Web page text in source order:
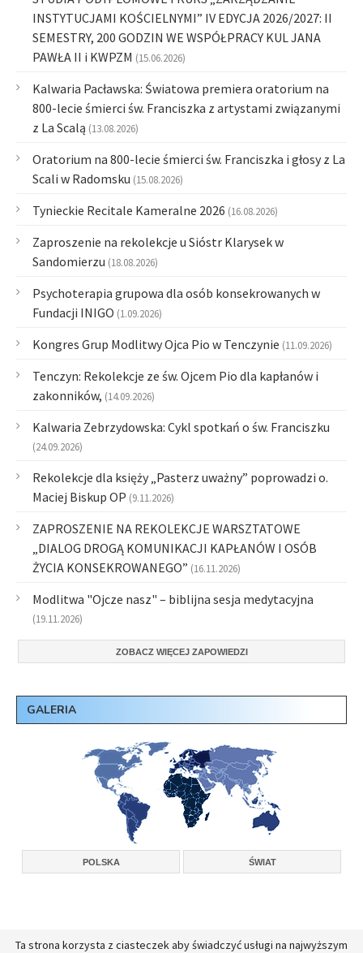
INSTYTUCJAMI KOŚCIELNYMI” IV EDYCJA 2026/2027: II
SEMESTRY, 200 GODZIN WE WSPÓŁPRACY KUL JANA
PAWŁA II i KWPZM (15.06.2026)
Kalwaria Pacławska: Światowa premiera oratorium na
800-lecie śmierci św. Franciszka z artystami związanymi
z La Scalą (13.08.2026)
Oratorium na 800-lecie śmierci św. Franciszka i głosy z La
Scali w Radomsku (15.08.2026)
Tynieckie Recitale Kameralne 2026 (16.08.2026)
Zaproszenie na rekolekcje u Sióstr Klarysek w
Sandomierzu (18.08.2026)
Psychoterapia grupowa dla osób konsekrowanych w
Fundacji INIGO (1.09.2026)
Kongres Grup Modlitwy Ojca Pio w Tenczynie (11.09.2026)
Tenczyn: Rekolekcje ze św. Ojcem Pio dla kapłanów i
zakonników, (14.09.2026)
Kalwaria Zebrzydowska: Cykl spotkań o św. Franciszku
(24.09.2026)
Rekolekcje dla księży „Pasterz uważny” poprowadzi o.
Maciej Biskup OP (9.11.2026)
ZAPROSZENIE NA REKOLEKCJE WARSZTATOWE
„DIALOG DROGĄ KOMUNIKACJI KAPŁANÓW I OSÓB
ŻYCIA KONSEKROWANEGO” (16.11.2026)
Modlitwa "Ojcze nasz" – biblijna sesja medytacyjna
(19.11.2026)
ZOBACZ WIĘCEJ ZAPOWIEDZI
GALERIA
POLSKA ŚWIAT
Ta strona korzysta z ciasteczek aby świadczyć usługi na najwyższym